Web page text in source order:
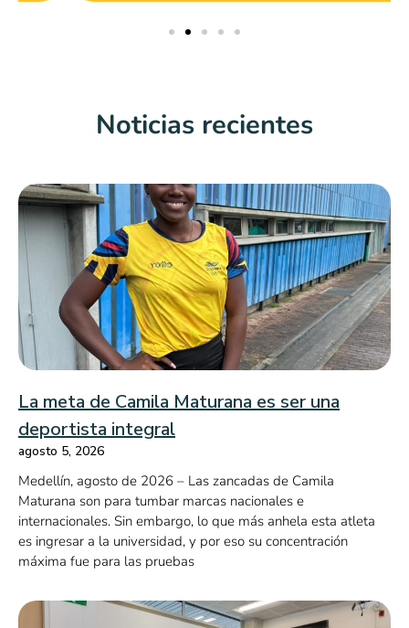
Noticias recientes
La meta de Camila Maturana es ser una
deportista integral
agosto 5, 2026
Medellín, agosto de 2026 – Las zancadas de Camila
Maturana son para tumbar marcas nacionales e
internacionales. Sin embargo, lo que más anhela esta atleta
es ingresar a la universidad, y por eso su concentración
máxima fue para las pruebas